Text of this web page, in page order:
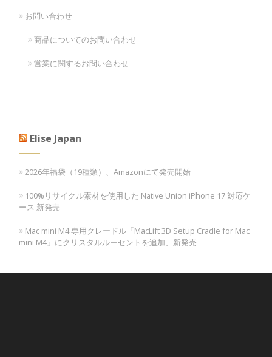
お問い合わせ
商品についてのお問い合わせ
営業に関するお問い合わせ
Elise Japan
2026年福袋（19種類）、Amazonにて発売開始
100%リサイクル素材を使用した Native Union iPhone 17 対応ケ
ース 新発売
Mac mini M4 専用クレードル「MacLift 3D Setup Cradle for Mac
mini M4」にクリスタルルーセントを追加、新発売